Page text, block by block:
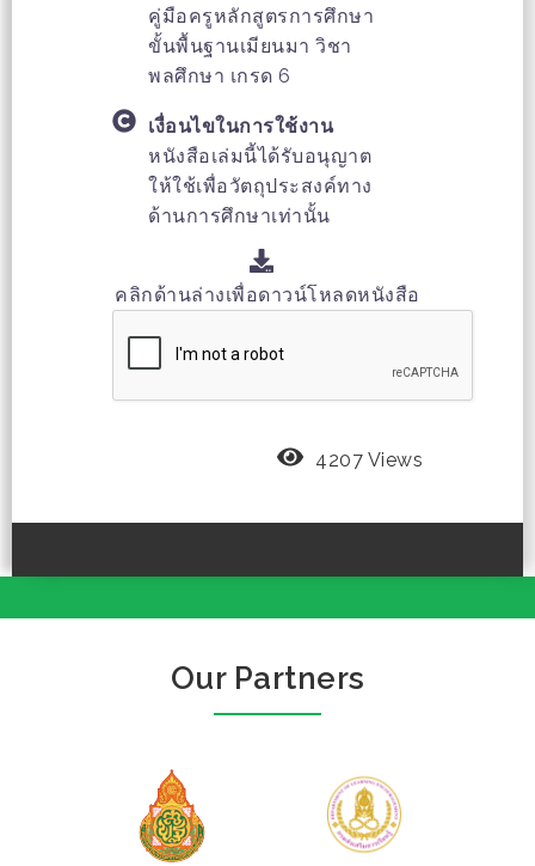
คู่มือครูหลักสูตรการศึกษา
ขั้นพื้นฐานเมียนมา วิชา
พลศึกษา เกรด 6
เงื่อนไขในการใช้งาน
หนังสือเล่มนี้ได้รับอนุญาต
ให้ใช้เพื่อวัตถุประสงค์ทาง
ด้านการศึกษาเท่านั้น
คลิกด้านล่างเพื่อดาวน์โหลดหนังสือ
4207 Views
Our Partners